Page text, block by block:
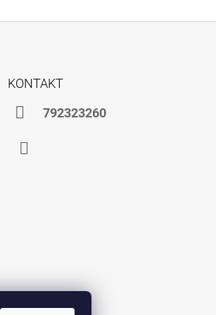
KONTAKT
792323260